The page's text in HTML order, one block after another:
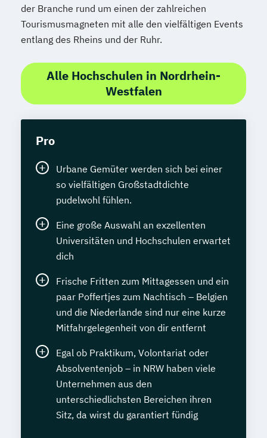
der Branche rund um einen der zahlreichen
Tourismusmagneten mit alle den vielfältigen Events
entlang des Rheins und der Ruhr.
Alle Hochschulen in Nordrhein-
Westfalen
Pro
Urbane Gemüter werden sich bei einer
so vielfältigen Großstadtdichte
pudelwohl fühlen.
Eine große Auswahl an exzellenten
Universitäten und Hochschulen erwartet
dich
Frische Fritten zum Mittagessen und ein
paar Poffertjes zum Nachtisch – Belgien
und die Niederlande sind nur eine kurze
Mitfahrgelegenheit von dir entfernt
Egal ob Praktikum, Volontariat oder
Absolventenjob – in NRW haben viele
Unternehmen aus den
unterschiedlichsten Bereichen ihren
Sitz, da wirst du garantiert fündig